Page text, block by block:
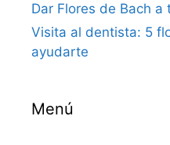
Dar Flores de Bach a
Visita al dentista: 5
ayudarte
Menú